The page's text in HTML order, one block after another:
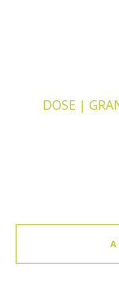
DOSE |